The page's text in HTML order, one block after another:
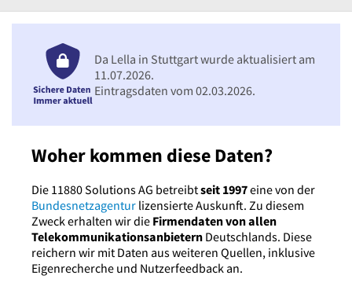
Woher kommen diese Daten?
Die 11880 Solutions AG betreibtseit 1997eine von der
Bundesnetzagentur lizensierte Auskunft. Zu diesem
Zweck erhalten wir die Firmendaten von allen
Telekommunikationsanbietern Deutschlands. Diese
reichern wir mit Daten aus weiteren Quellen, inklusive
Eigenrecherche und Nutzerfeedback an.
Da Lella in Stuttgart wurde aktualisiert am
11.07.2026.
Eintragsdaten vom 02.03.2026.